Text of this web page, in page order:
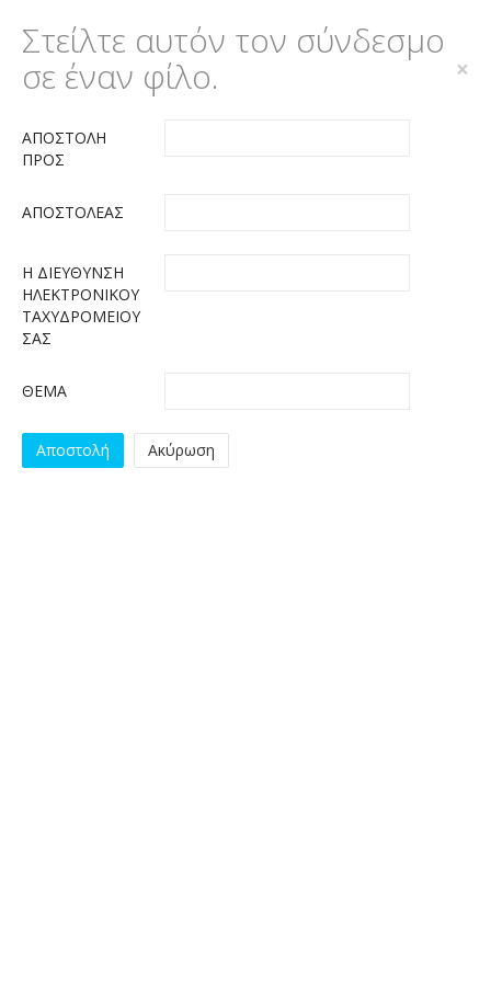
Στείλτε αυτόν τον σύνδεσμο
σε έναν φίλο.
×
ΑΠΟΣΤΟΛΉ
ΠΡΟΣ
ΑΠΟΣΤΟΛΈΑΣ
Η ΔΙΕΎΘΥΝΣΗ
ΗΛΕΚΤΡΟΝΙΚΟΎ
ΤΑΧΥΔΡΟΜΕΊΟΥ
ΣΑΣ
ΘΈΜΑ
Αποστολή Ακύρωση